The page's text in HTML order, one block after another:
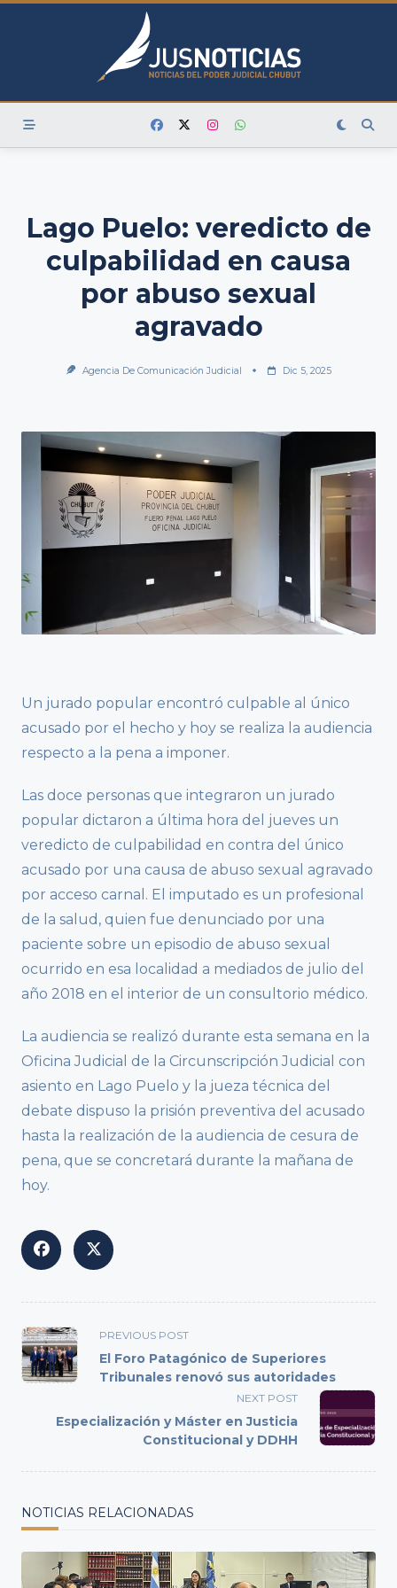
Skip
Lago Puelo: veredicto de
culpabilidad en causa
por abuso sexual
agravado
Agencia De Comunicación Judicial Dic 5, 2025
Un jurado popular encontró culpable al único
acusado por el hecho y hoy se realiza la audiencia
respecto a la pena a imponer.
Las doce personas que integraron un jurado
popular dictaron a última hora del jueves un
veredicto de culpabilidad en contra del único
acusado por una causa de abuso sexual agravado
por acceso carnal. El imputado es un profesional
de la salud, quien fue denunciado por una
paciente sobre un episodio de abuso sexual
ocurrido en esa localidad a mediados de julio del
año 2018 en el interior de un consultorio médico.
La audiencia se realizó durante esta semana en la
Oficina Judicial de la Circunscripción Judicial con
asiento en Lago Puelo y la jueza técnica del
debate dispuso la prisión preventiva del acusado
hasta la realización de la audiencia de cesura de
pena, que se concretará durante la mañana de
hoy.
<span
class="nav-
subtitle
reader-
text">Page</span>
PREVIOUS POST
El Foro Patagónico de Superiores
Tribunales renovó sus autoridades
NEXT POST
Especialización y Máster en Justicia
Constitucional y DDHH
NOTICIAS RELACIONADAS